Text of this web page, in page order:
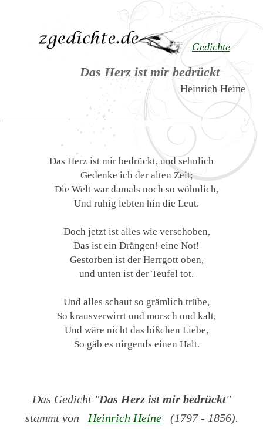
Gedichte
Das Herz ist mir bedrückt
Heinrich Heine
Das Herz ist mir bedrückt, und sehnlich
Gedenke ich der alten Zeit;
Die Welt war damals noch so wöhnlich,
Und ruhig lebten hin die Leut.
Doch jetzt ist alles wie verschoben,
Das ist ein Drängen! eine Not!
Gestorben ist der Herrgott oben,
und unten ist der Teufel tot.
Und alles schaut so grämlich trübe,
So krausverwirrt und morsch und kalt,
Und wäre nicht das bißchen Liebe,
So gäb es nirgends einen Halt.
Das Gedicht "Das Herz ist mir bedrückt"
stammt von
Heinrich Heine(1797 - 1856).